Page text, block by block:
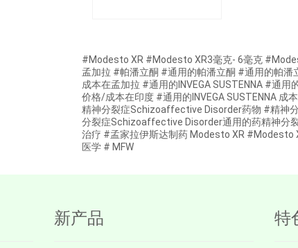
#Modesto XR #Modesto XR3毫克- 6毫克
孟加拉 #帕潘立酮 #通用的帕潘立酮 #通用的帕
成本在孟加拉 #通用的INVEGA SUSTENNA #通用
价格/成本在印度 #通用的INVEGA SUSTENNA
精神分裂症Schizoaffective Disorder药物 #精神
分裂症Schizoaffective Disorder通用的药精神分
治疗 #孟家拉伊斯达制药 Modesto XR #Modesto
医学 # MFW
新产品 特